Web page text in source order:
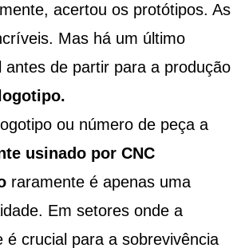
acertou os protótipos. As
Mas há um último
antes de partir para a produção
ou número de peça a
usinado por CNC
raramente é apenas uma
Em setores onde a
é crucial para a sobrevivência